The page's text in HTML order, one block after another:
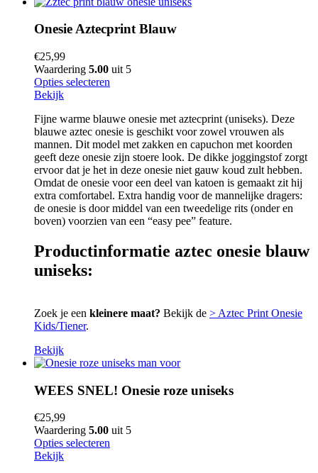
Onesie Aztecprint Blauw
€25,99
Waardering 5.00 uit 5
Opties selecteren
Bekijk
Fijne warme blauwe onesie met aztecprint (uniseks). Deze
blauwe aztec onesie is geschikt voor zowel vrouwen als
mannen. Dit model met zakken en capuchon met koorden
geeft deze onesie zijn stoere look. De dikke joggingstof zorgt
ervoor dat je het in deze onesie niet gauw koud zult hebben.
Omdat de onesie voor een deel van katoen is gemaakt zit hij
extra comfortabel. Extra handig voor de mannelijke dragers:
de onesie is door middel van een tweedelige rits (onder en
boven) voorzien van een “easy pee” feature.
Productinformatie aztec onesie blauw
uniseks:
Zoek je een kleinere maat? Bekijk de > Aztec Print Onesie
Kids/Tiener.
Bekijk
WEES SNEL! Onesie roze uniseks
€25,99
Waardering 5.00 uit 5
Opties selecteren
Bekijk